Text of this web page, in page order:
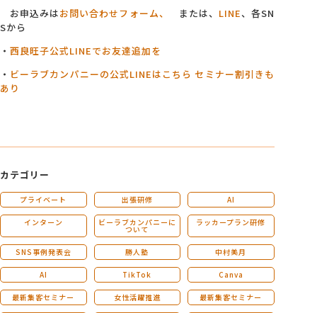
お申込みはお問い合わせフォーム、 または、 LINE、各SN
Sから
・ 西良旺子公式LINEでお友達追加を
・ ビーラブカンパニーの公式LINEはこちら セミナー割引きも
あり
カテゴリー
プライベート 出張研修 AI
インターン ビーラブカンパニーに
ついて
ラッカープラン研修
SNS事例発表会 勝人塾 中村美月
AI TikTok Canva
最新集客セミナー 女性活躍推進 最新集客セミナー